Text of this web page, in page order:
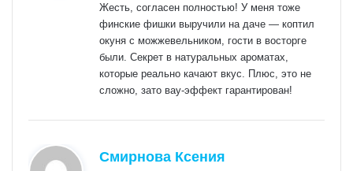
Жесть, согласен полностью! У меня тоже
финские фишки выручили на даче — коптил
окуня с можжевельником, гости в восторге
были. Секрет в натуральных ароматах,
которые реально качают вкус. Плюс, это не
сложно, зато вау-эффект гарантирован!
Смирнова Ксения